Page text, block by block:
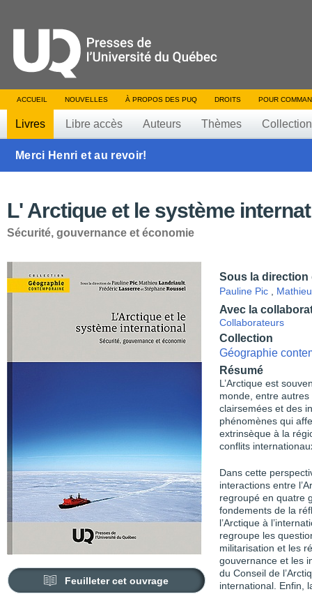
ACCUEIL NOUVELLES À PROPOS DES PUQ DROITS POUR
Livres Libre accès Auteurs Thèmes
Merci Henri et au revoir!
L' Arctique et le système
Sécurité, gouvernance et économie
Feuilleter cet ouvrage
Sous la direction
Pauline Pic
Avec la
Collaborateurs
Collection
Géographie
Résumé
L’Arctique est
monde, entre
clairsemées et des
phénomènes qui
extrinsèque à la
conflits
Dans cette
interactions entre
regroupé en quatre
fondements de la
l’Arctique à
regroupe les
militarisation et les
gouvernance et les
du Conseil de
international. Enfin,